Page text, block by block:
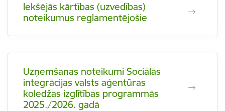
Iekšējās kārtības (uzvedības)
noteikumus reglamentējošie
Uzņemšanas noteikumi Sociālās
integrācijas valsts aģentūras
koledžas izglītības programmās
2025./2026. gadā